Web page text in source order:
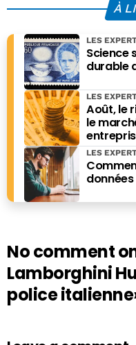
À
Science
durable
LES
Août, le
le
LES
données
LES
No comment
Lamborghini
police